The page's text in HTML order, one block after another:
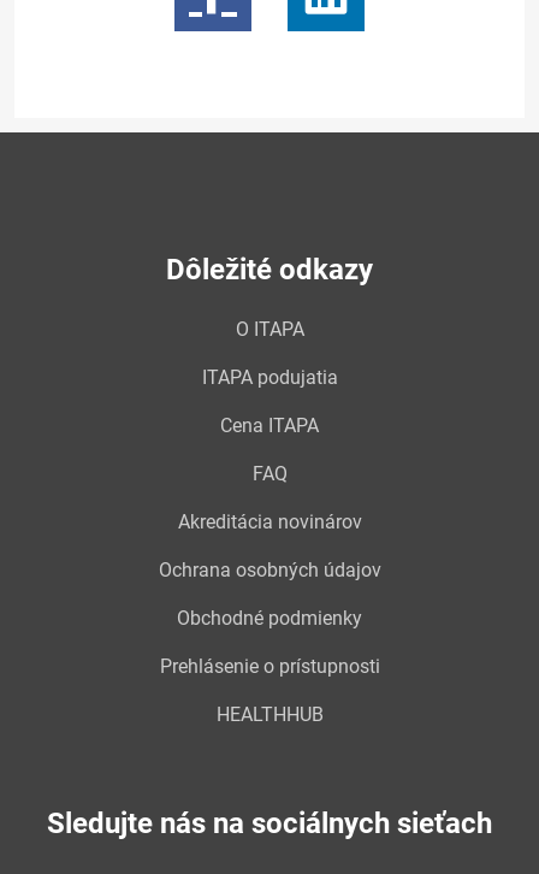
Dôležité odkazy
O ITAPA
ITAPA podujatia
Cena ITAPA
FAQ
Akreditácia novinárov
Ochrana osobných údajov
Obchodné podmienky
Prehlásenie o prístupnosti
HEALTHHUB
Sledujte nás na sociálnych sieťach